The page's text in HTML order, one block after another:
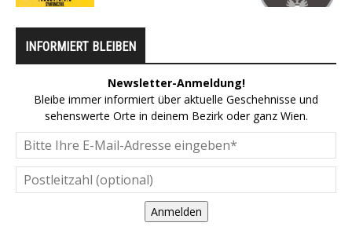
INFORMIERT BLEIBEN
Newsletter-Anmeldung!
Bleibe immer informiert über aktuelle Geschehnisse und
sehenswerte Orte in deinem Bezirk oder ganz Wien.
Anmelden